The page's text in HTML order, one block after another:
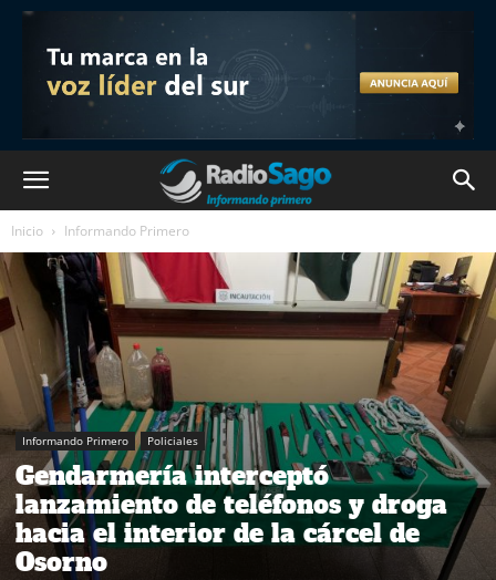
Inicio Informando Primero
Informando Primero Policiales
Gendarmería interceptó
lanzamiento de teléfonos y droga
hacia el interior de la cárcel de
Osorno